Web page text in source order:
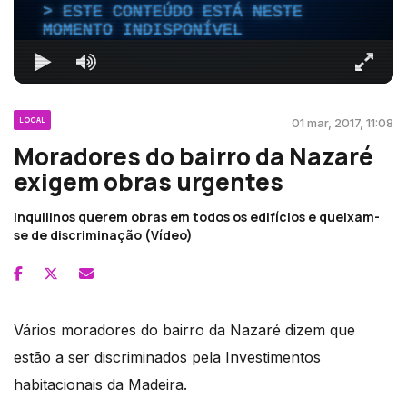
ESTE CONTEÚDO ESTÁ NESTE
MOMENTO INDISPONÍVEL
LOCAL 01 mar, 2017, 11:08
Moradores do bairro da Nazaré
exigem obras urgentes
Inquilinos querem obras em todos os edifícios e queixam-
se de discriminação (Vídeo)
Vários moradores do bairro da Nazaré dizem que
estão a ser discriminados pela Investimentos
habitacionais da Madeira.